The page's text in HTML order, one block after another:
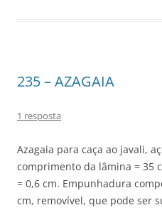
235 – AZAGAIA
1 resposta
Azagaia para caça ao javali,
comprimento da lâmina = 35
= 0,6 cm. Empunhadura
cm, removível, que pode ser